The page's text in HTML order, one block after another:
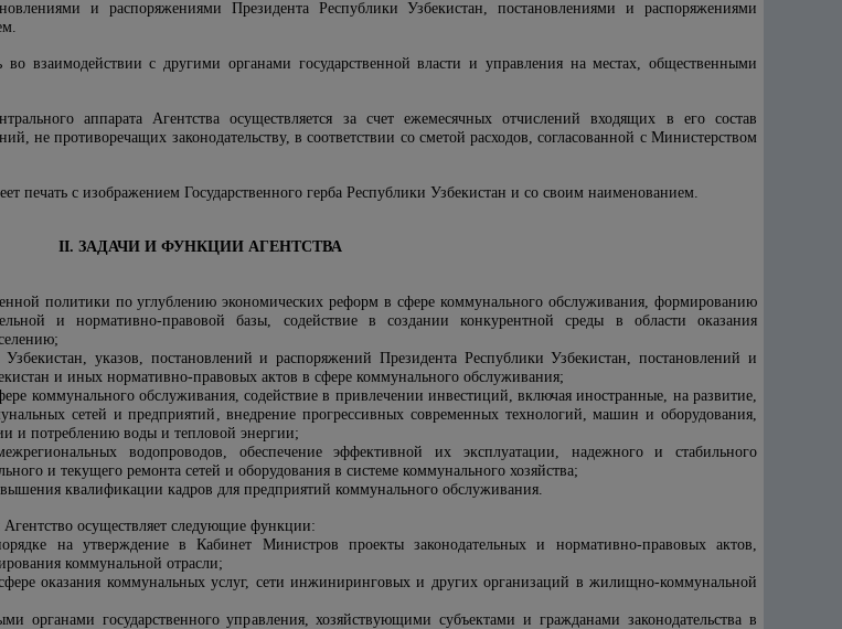
и распоряжениями Президента Республики Узбекистан, постановлениями и распоряжениями
во взаимодействии с другими органами государственной власти и управления на местах, общественными
аппарата Агентства осуществляется за счет ежемесячных отчислений входящих в его состав
не противоречащих законодательству, в соответствии со сметой расходов, согласованной с Министерством
печать с изображением Государственного герба Республики Узбекистан и со своим наименованием.
II. ЗАДАЧИ И ФУНКЦИИ АГЕНТСТВА
политики по углублению экономических реформ в сфере коммунального обслуживания, формированию
и нормативно-правовой базы, содействие в создании конкурентной среды в области оказания
указов, постановлений и распоряжений Президента Республики Узбекистан, постановлений и
и иных нормативно-правовых актов в сфере коммунального обслуживания;
коммунального обслуживания, содействие в привлечении инвестиций, включая иностранные, на развитие,
сетей и предприятий, внедрение прогрессивных современных технологий, машин и оборудования,
и потреблению воды и тепловой энергии;
водопроводов, обеспечение эффективной их эксплуатации, надежного и стабильного
и текущего ремонта сетей и оборудования в системе коммунального хозяйства;
квалификации кадров для предприятий коммунального обслуживания.
осуществляет следующие функции:
на утверждение в Кабинет Министров проекты законодательных и нормативно-правовых актов,
коммунальной отрасли;
оказания коммунальных услуг, сети инжиниринговых и других организаций в жилищно-коммунальной
органами государственного управления, хозяйствующими субъектами и гражданами законодательства в